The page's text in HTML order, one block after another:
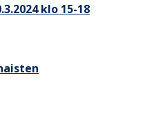
klo 15-18